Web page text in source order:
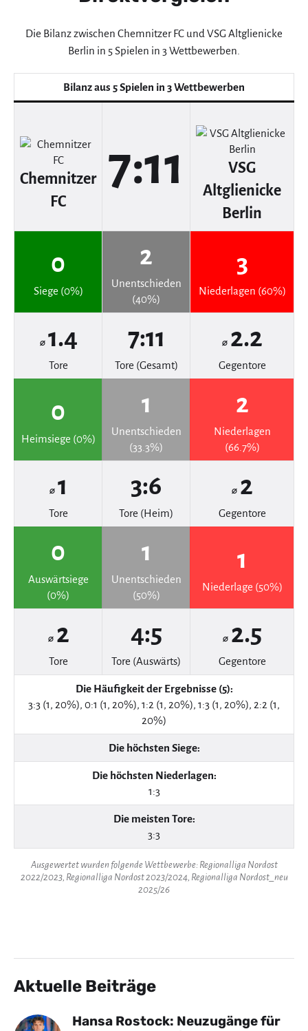
Die Bilanz zwischen Chemnitzer FC und VSG Altglienicke
Berlin in 5 Spielen in 3 Wettbewerben.
Bilanz aus 5 Spielen in 3 Wettbewerben
Chemnitzer
FC
7:11
VSG
Altglienicke
Berlin
0
Siege (0%)
2
Unentschieden
(40%)
3
Niederlagen (60%)
⌀ 1.4
Tore
7:11
Tore (Gesamt)
⌀ 2.2
Gegentore
0
Heimsiege (0%)
1
Unentschieden
(33.3%)
2
Niederlagen
(66.7%)
⌀ 1
Tore
3:6
Tore (Heim)
⌀ 2
Gegentore
0
Auswärtsiege
(0%)
1
Unentschieden
(50%)
1
Niederlage (50%)
⌀ 2
Tore
4:5
Tore (Auswärts)
⌀ 2.5
Gegentore
Die Häufigkeit der Ergebnisse (5):
3:3 (1, 20%), 0:1 (1, 20%), 1:2 (1, 20%), 1:3 (1, 20%), 2:2 (1,
20%)
Die höchsten Siege:
Die höchsten Niederlagen:
1:3
Die meisten Tore:
3:3
Ausgewertet wurden folgende Wettbewerbe: Regionalliga Nordost
2022/2023, Regionalliga Nordost 2023/2024, Regionalliga Nordost_neu
2025/26
Aktuelle Beiträge
Hansa Rostock: Neuzugänge für